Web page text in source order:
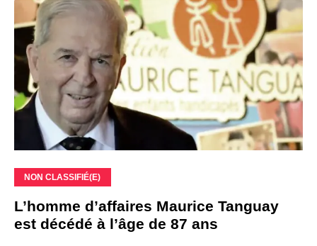
NON CLASSIFIÉ(E)
L’homme d’affaires Maurice Tanguay
est décédé à l’âge de 87 ans